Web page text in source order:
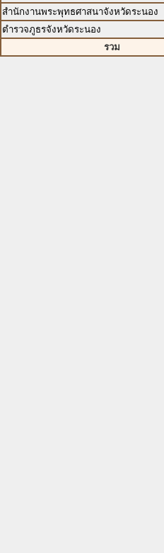
สำนักงานพระพุทธศาสนาจังหวัดระนอง
ตำรวจภูธรจังหวัดระนอง
รวม